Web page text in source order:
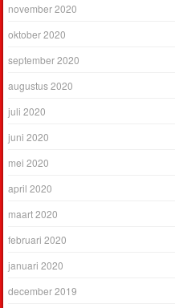
november 2020
oktober 2020
september 2020
augustus 2020
juli 2020
juni 2020
mei 2020
april 2020
maart 2020
februari 2020
januari 2020
december 2019